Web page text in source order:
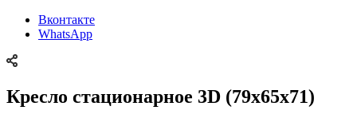
Вконтакте
WhatsApp
Кресло стационарное 3D (79х65х71)